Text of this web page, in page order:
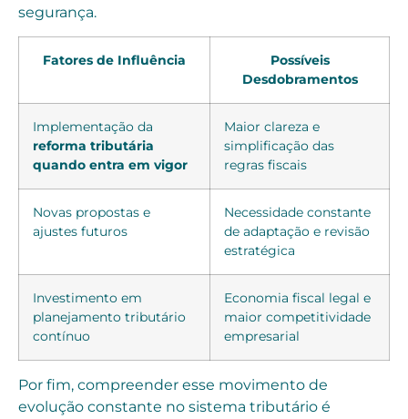
segurança.
Fatores de Influência
Possíveis
Desdobramentos
Implementação da
reforma tributária
quando entra em vigor
Maior clareza e
simplificação das
regras fiscais
Novas propostas e
ajustes futuros
Necessidade constante
de adaptação e revisão
estratégica
Investimento em
planejamento tributário
contínuo
Economia fiscal legal e
maior competitividade
empresarial
Por fim, compreender esse movimento de
evolução constante no sistema tributário é